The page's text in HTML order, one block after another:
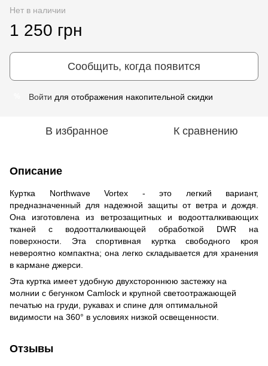
Нет в наличии
1 250 грн
Сообщить, когда появится
Войти для отображения накопительной скидки
В избранное К сравнению
Описание
Куртка Northwave Vortex - это легкий вариант,
предназначенный для надежной защиты от ветра и дождя.
Она изготовлена из ветрозащитных и водоотталкивающих
тканей с водоотталкивающей обработкой DWR на
поверхности. Эта спортивная куртка свободного кроя
невероятно компактна; она легко складывается для хранения
в кармане джерси.
Эта куртка имеет удобную двухстороннюю застежку на
молнии с бегунком Camlock и крупной светоотражающей
печатью на груди, рукавах и спине для оптимальной
видимости на 360° в условиях низкой освещенности.
Отзывы